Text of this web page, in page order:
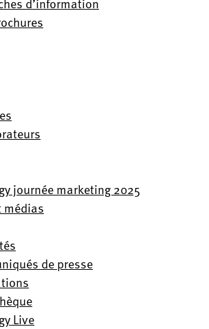
journée marketing 2025
de presse
Live